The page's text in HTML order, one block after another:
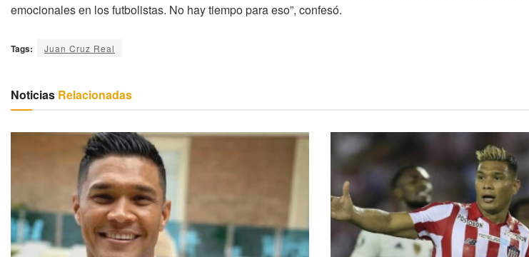
emocionales en los futbolistas. No hay tiempo para eso”, confesó.
Tags: Juan Cruz Real
Noticias Relacionadas